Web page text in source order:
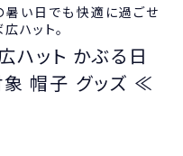
暑い日でも快適に過ごせ
ハット。
ハット かぶる日
帽子 グッズ ≪